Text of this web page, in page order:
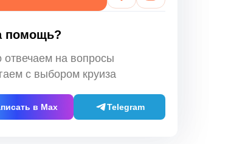
помощь?
отвечаем на вопросы
с выбором круиза
в Max Telegram